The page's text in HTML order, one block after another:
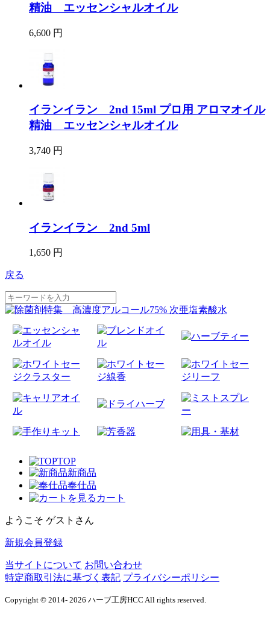
精油 エッセンシャルオイル
6,600 円
イランイラン 2nd 15ml プロ用 アロマオイル
精油 エッセンシャルオイル
3,740 円
イランイラン 2nd 5ml
1,650 円
戻る
TOP
新商品
奉仕品
カート
ようこそ ゲストさん
新規会員登録
当サイトについて お問い合わせ
特定商取引法に基づく表記 プライバシーポリシー
Copyright © 2014- 2026 ハーブ工房HCC All rights reserved.